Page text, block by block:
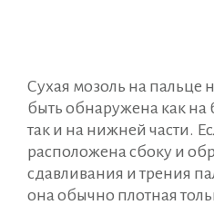
Сухая мозоль на пальце
быть обнаружена как на
так и на нижней части.
расположена сбоку и
сдавливания и трения
она обычно плотная